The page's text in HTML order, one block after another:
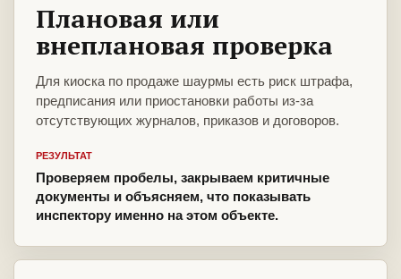
Плановая или
внеплановая проверка
Для киоска по продаже шаурмы есть риск штрафа,
предписания или приостановки работы из-за
отсутствующих журналов, приказов и договоров.
РЕЗУЛЬТАТ
Проверяем пробелы, закрываем критичные
документы и объясняем, что показывать
инспектору именно на этом объекте.